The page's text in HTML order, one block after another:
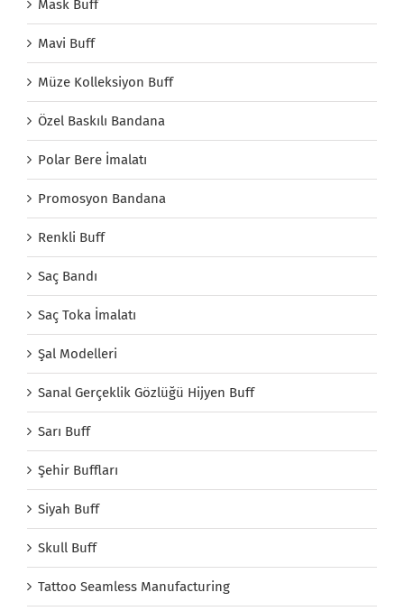
Mask Buff
Mavi Buff
Müze Kolleksiyon Buff
Özel Baskılı Bandana
Polar Bere İmalatı
Promosyon Bandana
Renkli Buff
Saç Bandı
Saç Toka İmalatı
Şal Modelleri
Sanal Gerçeklik Gözlüğü Hijyen Buff
Sarı Buff
Şehir Buffları
Siyah Buff
Skull Buff
Tattoo Seamless Manufacturing